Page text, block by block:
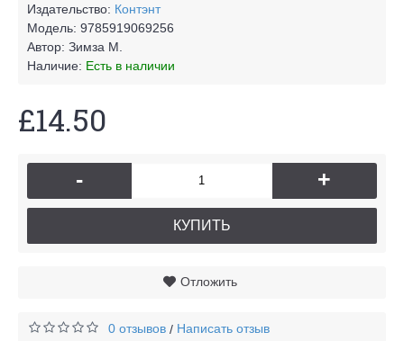
Издательство: Контэнт
Модель: 9785919069256
Автор: Зимза М.
Наличие: Есть в наличии
£14.50
- +
КУПИТЬ
Отложить
0 отзывов / Написать отзыв